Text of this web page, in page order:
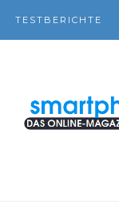
TESTBERICHTE